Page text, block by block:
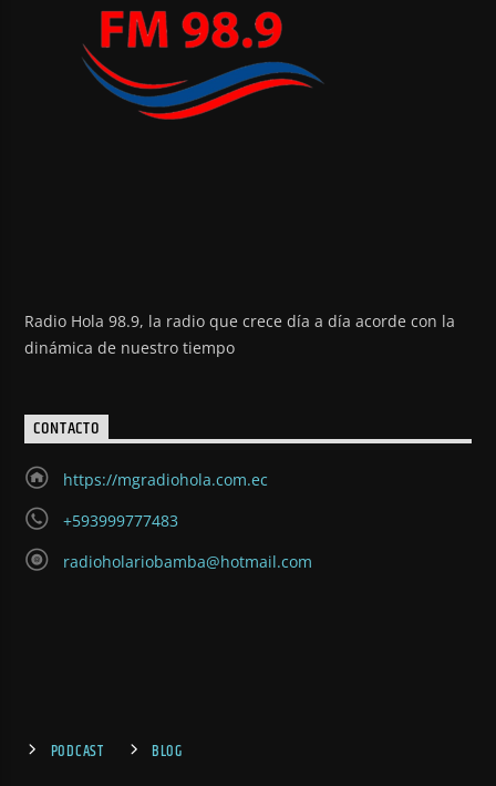
Radio Hola 98.9, la radio que crece día a día acorde con la
dinámica de nuestro tiempo
CONTACTO
https://mgradiohola.com.ec
+593999777483
radioholariobamba@hotmail.com
PODCAST BLOG